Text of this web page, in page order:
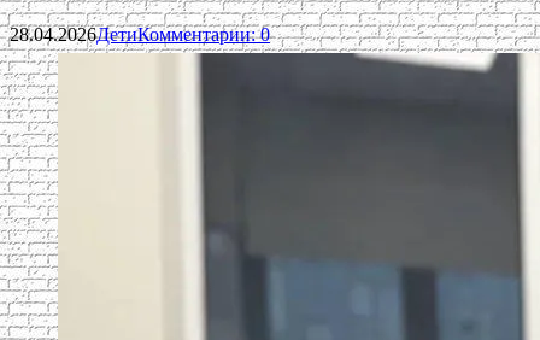
28.04.2026ДетиКомментарии: 0